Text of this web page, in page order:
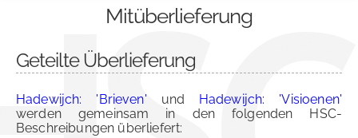
Mitüberlieferung
Geteilte Überlieferung
Hadewijch: 'Brieven' und Hadewijch: 'Visioenen'
werden gemeinsam in den folgenden HSC-
Beschreibungen überliefert: